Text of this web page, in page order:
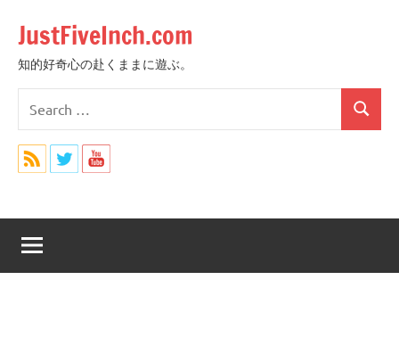
content
JustFiveInch.com
知的好奇心の赴くままに遊ぶ。
for:
Search